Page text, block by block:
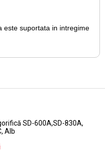
este suportata in intregime
SD-600A,SD-830A,
Alb